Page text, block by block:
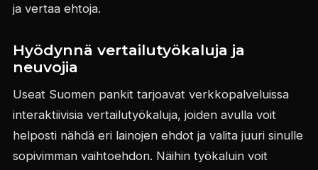
ja vertaa ehtoja.
Hyödynnä vertailutyökaluja ja
neuvojia
Useat Suomen pankit tarjoavat verkkopalveluissa
interaktiivisia vertailutyökaluja, joiden avulla voit
helposti nähdä eri lainojen ehdot ja valita juuri sinulle
sopivimman vaihtoehdon. Näihin työkaluin voit